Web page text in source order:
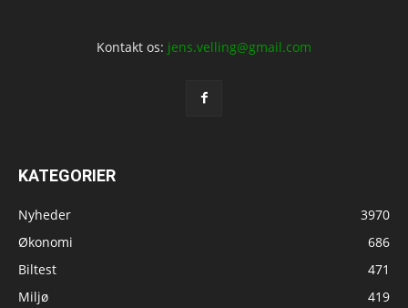
Kontakt os: jens.velling@gmail.com
KATEGORIER
Nyheder
3970
Økonomi
686
Biltest
471
Miljø
419